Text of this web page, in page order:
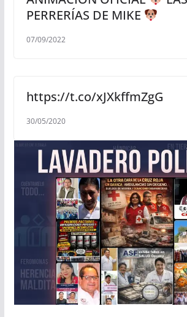
PERRERÍAS DE MIKE
07/09/2022
https://t.co/xJXkffmZgG
30/05/2020